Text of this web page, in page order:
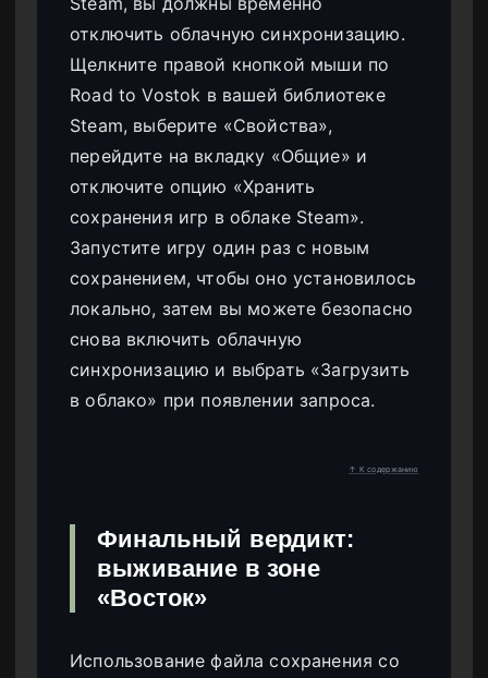
отключить облачную синхронизацию.
Щелкните правой кнопкой мыши по
Road to Vostok в вашей библиотеке
Steam, выберите «Свойства»,
перейдите на вкладку «Общие» и
отключите опцию «Хранить
сохранения игр в облаке Steam».
Запустите игру один раз с новым
сохранением, чтобы оно установилось
локально, затем вы можете безопасно
снова включить облачную
синхронизацию и выбрать «Загрузить
в облако» при появлении запроса.
↑ К содержанию
Финальный вердикт:
выживание в зоне
«Восток»
Использование файла сохранения со